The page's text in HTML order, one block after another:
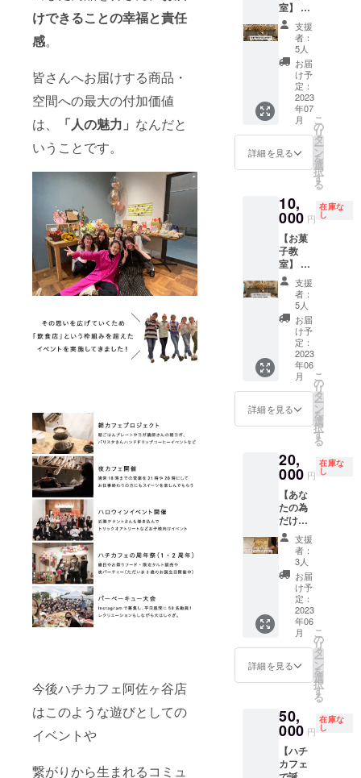
けできることの幸福と責任
感。
皆さんへお届けする商品・
空間への最大の付加価値
は、
「人の魅力」 なんだと
いうことです。
今後ハチカフェ阿佐ヶ谷店
はこのような遊びとしての
イベントや
繋がりから生まれるコミュ
タッフ
と記念
撮影ご
希望で
あれば
致しま
す！ ※
備考欄
Instagr
ウント
名を明
催予定
日】 6
月12日
（月）
19時ス
タート
～いい
感じで
解散 て
ちょー
のおみ
予約1回
＊リ
ターン
内容は1
名様分
になり
ます ＊
交通費
はお客
様負担
になり
ます ＊
食物ア
レル
ギーへ
の対応
望の方
は備考
くださ
い
（手土
産付
き）
【会
場】 ハ
チカ
フェ阿
佐ヶ谷
催日
時】 7
月4日
13:00〜
度 【提
供方
リター
ンの確
認メー
ルを来
店時に
ご提示
くださ
い。参
加券と
させて
いただ
きます
＊リ
ターン
内容は1
ます
室】 ハ
チカ
フェ阿
佐ヶ谷
店初の
お菓子
教室を
開催！
詳細は
後日告
知しま
す。 み
んなで
タイム
を楽し
みま
しょ
う。
（手土
産付
き）
【会
場】 ハ
チカ
フェ阿
佐ヶ谷
催日
時】 7
月4日
17:00〜
度 【提
供方
リター
ンの確
認メー
ルを来
店時に
ご提示
くださ
い。 参
加券と
させて
いただ
きます
＊リ
ターン
内容は1
ます
支援
者：
5人
お届
け予
定：
2023
年07
月
詳細を見る
こ
の
リ
タ
ー
ン
を
選
択
す
る
10,
000 円
在庫な
し
【お菓
子教
室】 ハ
チカ
フェ阿
佐ヶ谷
店初の
お菓子
教室を
開催！
詳細は
後日告
知しま
す。 み
んなで
タイム
を楽し
みま
しょ
う。
（手土
産付
き）
【会
場】 ハ
チカ
フェ阿
佐ヶ谷
催日
時】
6/26(月)
18:30〜
2時間程
供方
法】 ・
ンの確
認メー
支援
者：
5人
お届
け予
定：
2023
年06
月
詳細を見る
こ
の
リ
タ
ー
ン
を
選
択
す
る
20,
000 円
在庫な
し
【あな
たの為
だけの
アイシ
ング
クッ
キー】
いずみ
んのい
ずみん
による
あなた
のため
だけの
アイシ
キーで
す。
オー
ダーメ
イドな
支援
者：
3人
お届
け予
定：
2023
年06
月
詳細を見る
こ
の
リ
タ
ー
ン
を
選
択
す
る
50,
000 円
在庫な
し
【ハチ
カフェ